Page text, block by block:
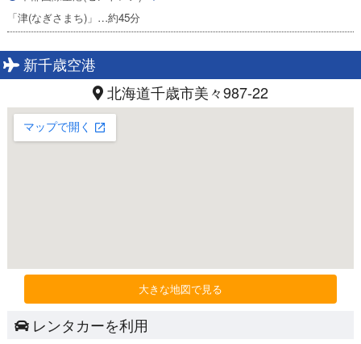
「津(なぎさまち)」…約45分
新千歳空港
北海道千歳市美々987-22
大きな地図で見る
レンタカーを利用